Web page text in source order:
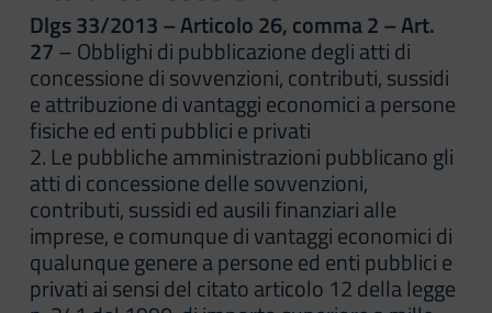
Dlgs 33/2013 – Articolo 26, comma 2 – Art.
27– Obblighi di pubblicazione degli atti di
concessione di sovvenzioni, contributi, sussidi
e attribuzione di vantaggi economici a persone
fisiche ed enti pubblici e privati
2. Le pubbliche amministrazioni pubblicano gli
atti di concessione delle sovvenzioni,
contributi, sussidi ed ausili finanziari alle
imprese, e comunque di vantaggi economici di
qualunque genere a persone ed enti pubblici e
privati ai sensi del citato articolo 12 della legge